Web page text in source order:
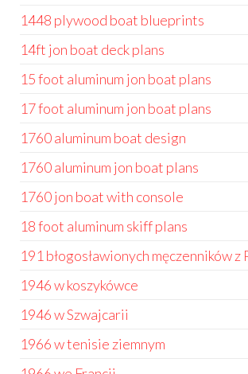
1448 plywood boat blueprints
14ft jon boat deck plans
15 foot aluminum jon boat plans
17 foot aluminum jon boat plans
1760 aluminum boat design
1760 aluminum jon boat plans
1760 jon boat with console
18 foot aluminum skiff plans
191 błogosławionych męczenników z
1946 w koszykówce
1946 w Szwajcarii
1966 w tenisie ziemnym